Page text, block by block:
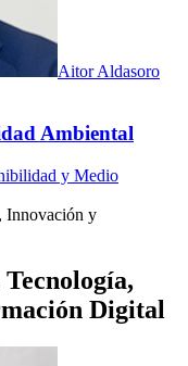
Aitor Aldasoro
Ambiental
y Medio
Innovación y
Digital